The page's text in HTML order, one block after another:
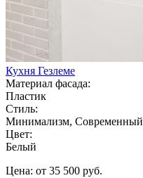
Кухня Гезлеме
Материал фасада:
Пластик
Стиль:
Минимализм, Современный
Цвет:
Белый
Цена: от 35 500 руб.